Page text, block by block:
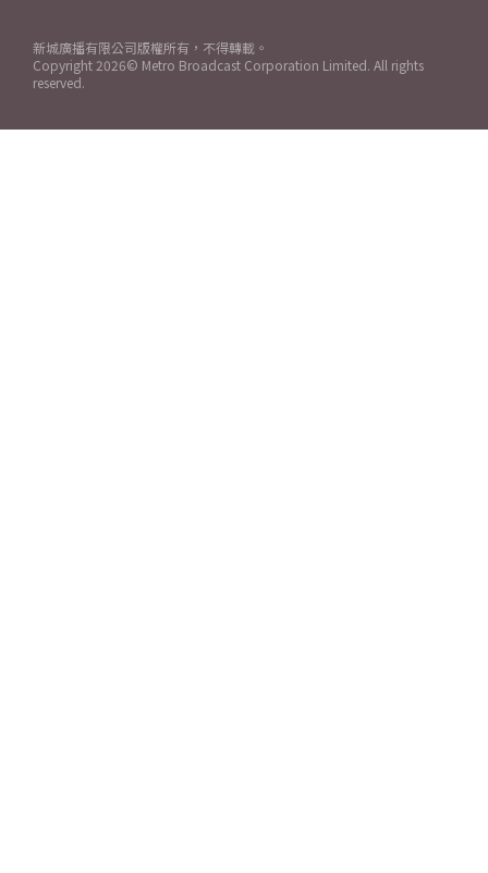
新城廣播有限公司版權所有，不得轉載。
Copyright 2026© Metro Broadcast Corporation Limited. All rights
reserved.